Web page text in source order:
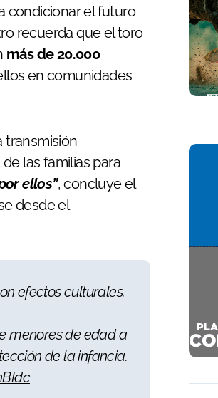
condicionar el futuro
recuerda que el toro
más de 20.000
en comunidades
transmisión
las familias para
ellos”, concluye el
desde el
efectos culturales.
menores de edad a
de la infancia.